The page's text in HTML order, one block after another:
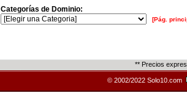
Categorías de Dominio:
[Pág.
** Precios
© 2002/2022 Solo10.com